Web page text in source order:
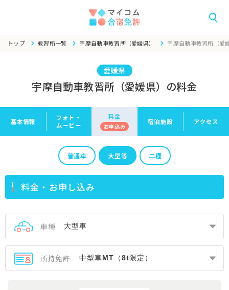
トップ 教習所一覧 宇摩自動車教習所（愛媛県） 宇摩自動車教習所（愛
愛媛県
宇摩自動車教習所（愛媛県）の料金
基本情報
フォト・
ムービー
料金
お申込み
宿泊施設 アクセス
普通車 大型等 二種
料金・お申し込み
車種
所持免許